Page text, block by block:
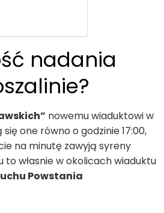
nadania
nowemu wiaduktowi w
one równo o godzinie 17:00,
na minutę zawyją syreny
własnie w okolicach wiaduktu
Powstania